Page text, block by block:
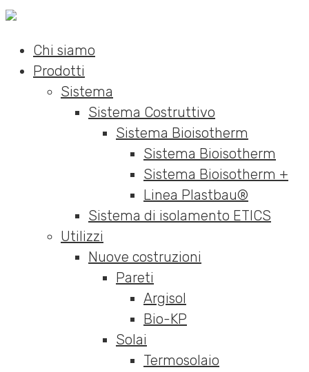
Chi siamo
Prodotti
Sistema
Sistema Costruttivo
Sistema Bioisotherm
Sistema Bioisotherm
Sistema Bioisotherm +
Linea Plastbau®
Sistema di isolamento ETICS
Utilizzi
Nuove costruzioni
Pareti
Argisol
Bio-KP
Solai
Termosolaio